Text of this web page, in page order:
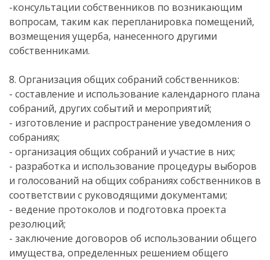
-консультации собственников по возникающим
вопросам, таким как перепланировка помещений,
возмещения ущерба, нанесенного другими
собственниками.
8. Организация общих собраний собственников:
- составление и использование календарного плана
собраний, других событий и мероприятий;
- изготовление и распространение уведомления о
собраниях;
- организация общих собраний и участие в них;
- разработка и использование процедуры выборов
и голосований на общих собраниях собственников в
соответствии с руководящими документами;
- ведение протоколов и подготовка проекта
резолюций;
- заключение договоров об использовании общего
имущества, определенных решением общего